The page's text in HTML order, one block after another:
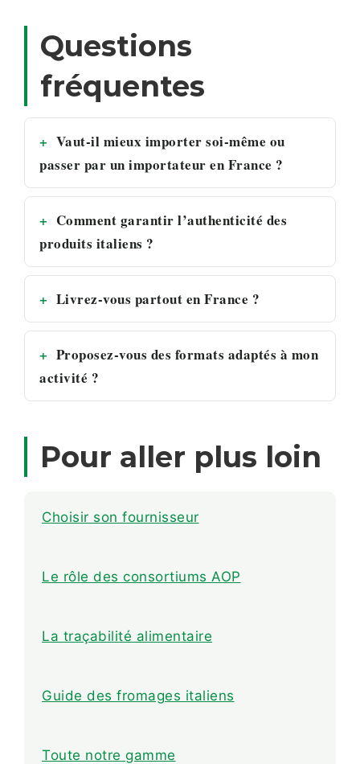
Questions
fréquentes
Vaut-il mieux importer soi-même ou
passer par un importateur en France ?
Comment garantir l’authenticité des
produits italiens ?
Livrez-vous partout en France ?
Proposez-vous des formats adaptés à mon
activité ?
Pour aller plus loin
Choisir son fournisseur
Le rôle des consortiums AOP
La traçabilité alimentaire
Guide des fromages italiens
Toute notre gamme